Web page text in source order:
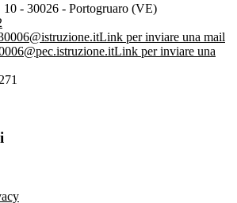
10 - 30026 - Portogruaro (VE)
Link per inviare una mail
Link per inviare una